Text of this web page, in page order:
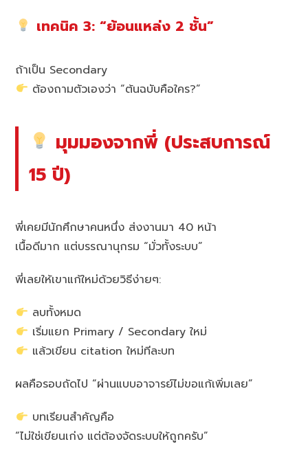
เทคนิค 3: “ย้อนแหล่ง 2 ชั้น”
ถ้าเป็น Secondary
ต้องถามตัวเองว่า “ต้นฉบับคือใคร?”
มุมมองจากพี่ (ประสบการณ์
15 ปี)
พี่เคยมีนักศึกษาคนหนึ่ง ส่งงานมา 40 หน้า
เนื้อดีมาก แต่บรรณานุกรม “มั่วทั้งระบบ”
พี่เลยให้เขาแก้ใหม่ด้วยวิธีง่ายๆ:
ลบทั้งหมด
เริ่มแยก Primary / Secondary ใหม่
แล้วเขียน citation ใหม่ทีละบท
ผลคือรอบถัดไป “ผ่านแบบอาจารย์ไม่ขอแก้เพิ่มเลย”
บทเรียนสำคัญคือ
“ไม่ใช่เขียนเก่ง แต่ต้องจัดระบบให้ถูกครับ”